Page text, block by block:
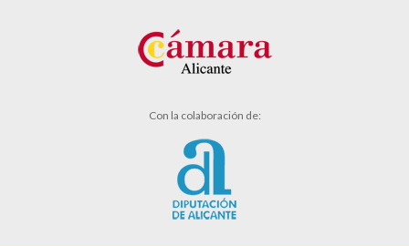
Con la colaboración de: